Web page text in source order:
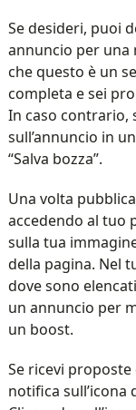
Se desideri, puoi
annuncio per una
che questo è un
completa e sei
In caso contrario,
sull’annuncio in
“Salva bozza”.
Una volta
accedendo al tuo
sulla tua
della pagina. Nel
dove sono
un annuncio per
un boost.
Se ricevi
notifica